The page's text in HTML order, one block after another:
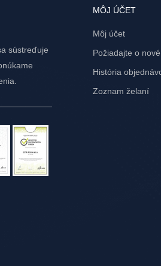
sústreďuje
MÔJ ÚČET
Môj účet
Požiadajte o
História
Zoznam želaní